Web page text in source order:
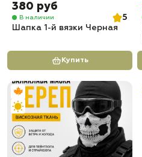
380 руб
В наличии
5
Шапка 1-й вязки Черная
Купить